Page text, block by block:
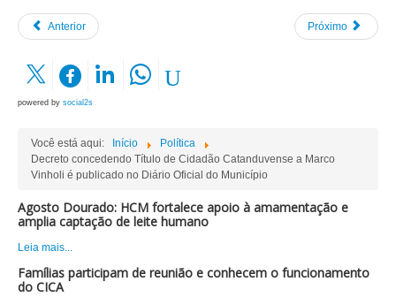
Anterior Próximo
powered by social2s
Você está aqui: Início
Política
Decreto concedendo Título de Cidadão Catanduvense a Marco
Vinholi é publicado no Diário Oficial do Município
Agosto Dourado: HCM fortalece apoio à amamentação e
amplia captação de leite humano
Leia mais...
Famílias participam de reunião e conhecem o funcionamento
do CICA